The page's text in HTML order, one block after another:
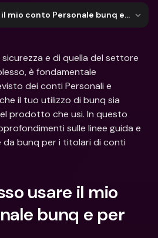
Per cosa posso usare il mio conto Personale bunq e per cosa no?
e di quella del settore
è fondamentale
dei conti Personali e
il tuo utilizzo di bunq sia
prodotto che usi. In questo
sulle linee guida e
bunq per i titolari di conti
usare il mio
bunq e per